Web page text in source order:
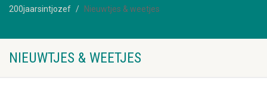
200jaarsintjozef Nieuwtjes & weetjes
NIEUWTJES & WEETJES